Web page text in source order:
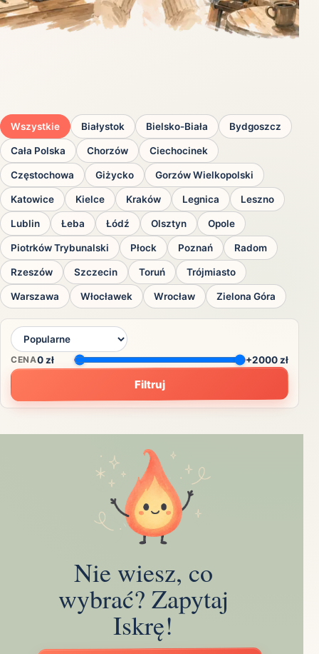
Wszystkie Białystok Bielsko-Biała Bydgoszcz
Cała Polska Chorzów Ciechocinek
Częstochowa Giżycko Gorzów Wielkopolski
Katowice Kielce Kraków Legnica Leszno
Lublin Łeba Łódź Olsztyn Opole
Piotrków Trybunalski Płock Poznań Radom
Rzeszów Szczecin Toruń Trójmiasto
Warszawa Włocławek Wrocław Zielona Góra
CENA0zł +2000 zł
Filtruj
Nie wiesz, co
wybrać? Zapytaj
Iskrę!